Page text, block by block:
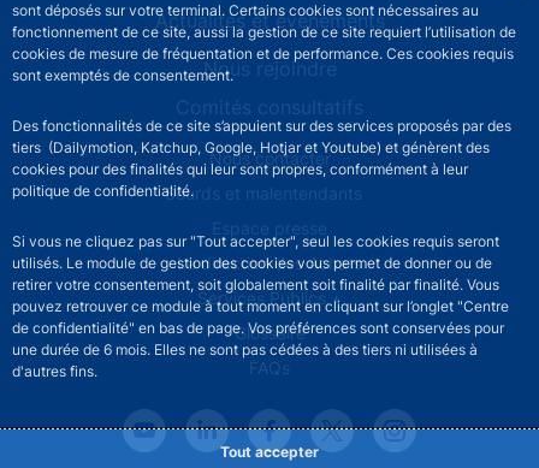
sont déposés sur votre terminal. Certains cookies sont nécessaires au
fonctionnement de ce site, aussi la gestion de ce site requiert l’utilisation de
cookies de mesure de fréquentation et de performance. Ces cookies requis
sont exemptés de consentement.
Des fonctionnalités de ce site s’appuient sur des services proposés par des
tiers (Dailymotion, Katchup, Google, Hotjar et Youtube) et génèrent des
cookies pour des finalités qui leur sont propres, conformément à leur
politique de confidentialité.
Si vous ne cliquez pas sur "Tout accepter", seul les cookies requis seront
utilisés. Le module de gestion des cookies vous permet de donner ou de
retirer votre consentement, soit globalement soit finalité par finalité. Vous
pouvez retrouver ce module à tout moment en cliquant sur l’onglet "Centre
de confidentialité" en bas de page. Vos préférences sont conservées pour
une durée de 6 mois. Elles ne sont pas cédées à des tiers ni utilisées à
d'autres fins.
Tout accepter
Actualités et événements
Nous rejoindre
Comités consultatifs
Footer secondary menuNous contacter
Sourds et malentendants
Espace presse
La direction des Achats
Services Publics +
Glossaire
FAQs